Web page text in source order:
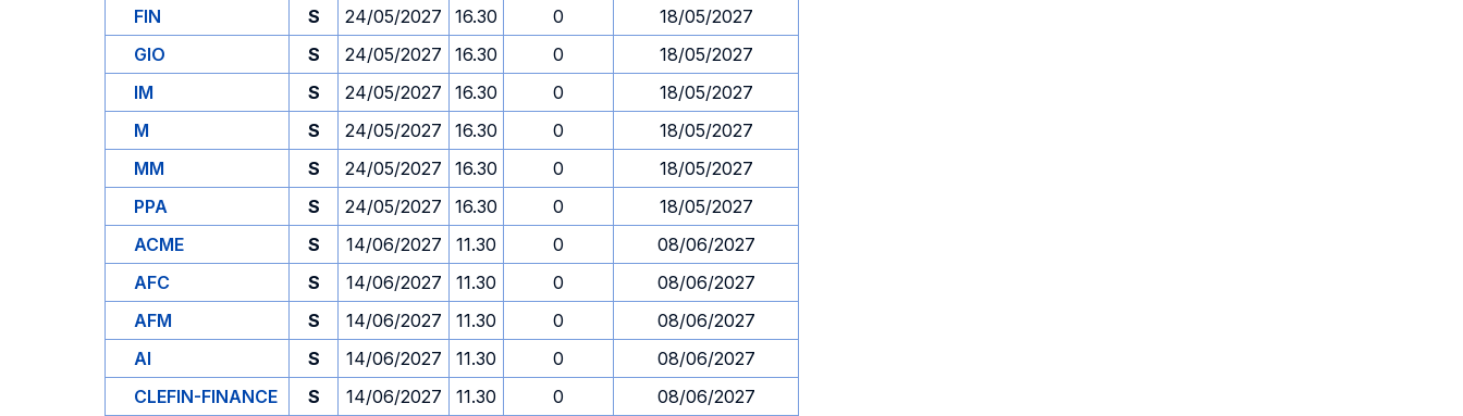
FIN
S 24/05/2027 16.30 0
18/05/2027
GIO
S 24/05/2027 16.30 0
18/05/2027
IM
S 24/05/2027 16.30 0
18/05/2027
M
S 24/05/2027 16.30 0
18/05/2027
MM
S 24/05/2027 16.30 0
18/05/2027
PPA
S 24/05/2027 16.30 0
18/05/2027
ACME
S 14/06/2027 11.30 0
08/06/2027
AFC
S 14/06/2027 11.30 0
08/06/2027
AFM
S 14/06/2027 11.30 0
08/06/2027
AI
S 14/06/2027 11.30 0
08/06/2027
CLEFIN-FINANCE
S 14/06/2027 11.30 0
08/06/2027